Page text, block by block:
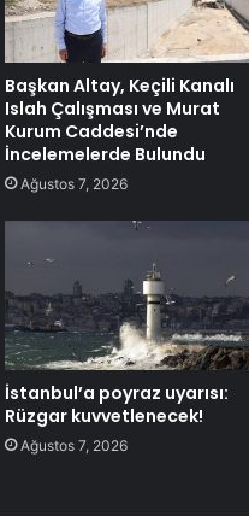
Başkan Altay, Keçili Kanalı
Islah Çalışması ve Murat
Kurum Caddesi’nde
İncelemelerde Bulundu
Ağustos 7, 2026
İstanbul’a poyraz uyarısı:
Rüzgar kuvvetlenecek!
Ağustos 7, 2026